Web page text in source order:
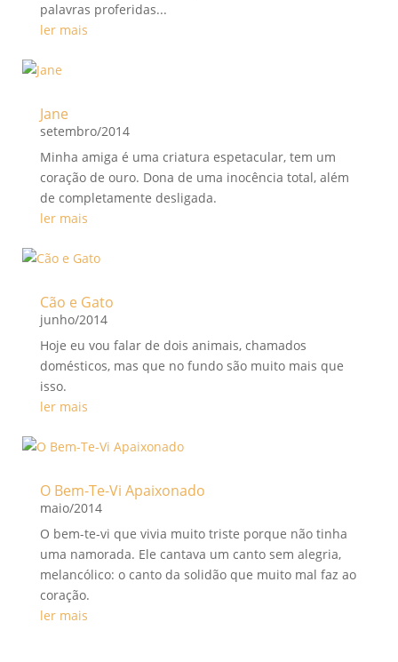
palavras proferidas...
ler mais
Jane
setembro/2014
Minha amiga é uma criatura espetacular, tem um
coração de ouro. Dona de uma inocência total, além
de completamente desligada.
ler mais
Cão e Gato
junho/2014
Hoje eu vou falar de dois animais, chamados
domésticos, mas que no fundo são muito mais que
isso.
ler mais
O Bem-Te-Vi Apaixonado
maio/2014
O bem-te-vi que vivia muito triste porque não tinha
uma namorada. Ele cantava um canto sem alegria,
melancólico: o canto da solidão que muito mal faz ao
coração.
ler mais